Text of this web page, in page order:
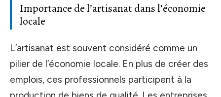
Importance de l’artisanat dans l’économie
locale
L’artisanat est souvent considéré comme un
pilier de l’économie locale. En plus de créer des
emplois, ces professionnels participent à la